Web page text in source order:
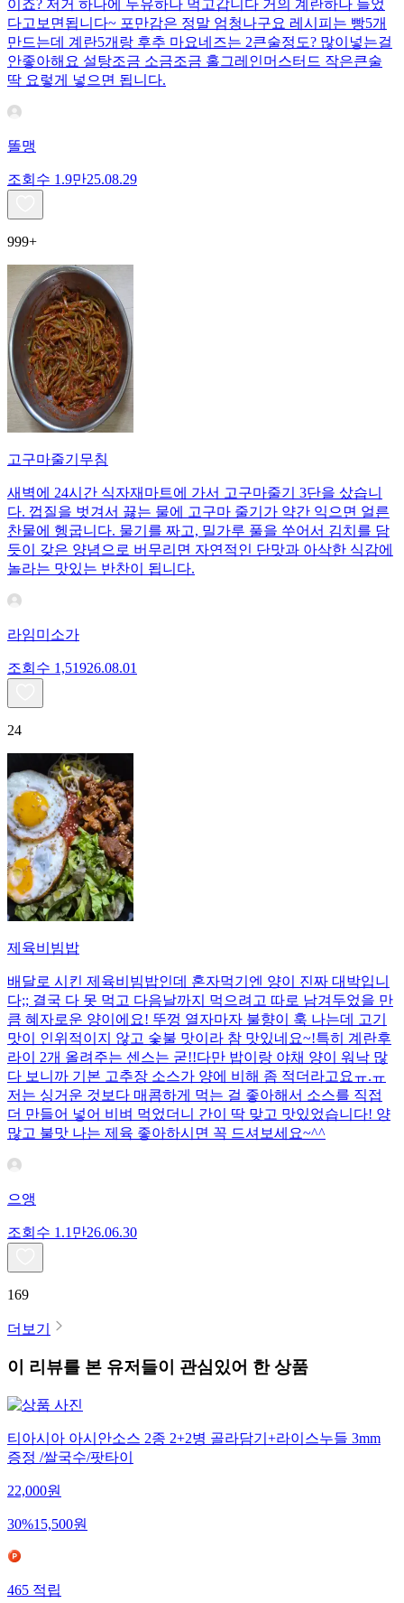
이죠? 저거 하나에 두유하나 먹고갑니다 거의 계란하나 들었
다고보면됩니다~ 포만감은 정말 엄청나구요 레시피는 빵5개
만드는데 계란5개랑 후추 마요네즈는 2큰술정도? 많이넣는걸
안좋아해요 설탕조금 소금조금 홀그레인머스터드 작은큰술
딱 요렇게 넣으면 됩니다.
똘맹
조회수 1.9만25.08.29
999+
고구마줄기무침
새벽에 24시간 식자재마트에 가서 고구마줄기 3단을 샀습니
다. 껍질을 벗겨서 끓는 물에 고구마 줄기가 약간 익으면 얼른
찬물에 헹굽니다. 물기를 짜고, 밀가루 풀을 쑤어서 김치를 담
듯이 갖은 양념으로 버무리면 자연적인 단맛과 아삭한 식감에
놀라는 맛있는 반찬이 됩니다.
라임미소가
조회수 1,51926.08.01
24
제육비빔밥
배달로 시킨 제육비빔밥인데 혼자먹기엔 양이 진짜 대박입니
다;; 결국 다 못 먹고 다음날까지 먹으려고 따로 남겨두었을 만
큼 혜자로운 양이에요! 뚜껑 열자마자 불향이 훅 나는데 고기
맛이 인위적이지 않고 숯불 맛이라 참 맛있네요~!특히 계란후
라이 2개 올려주는 센스는 굳!! ​다만 밥이랑 야채 양이 워낙 많
다 보니까 기본 고추장 소스가 양에 비해 좀 적더라고요ㅠ.ㅠ
저는 싱거운 것보다 매콤하게 먹는 걸 좋아해서 소스를 직접
더 만들어 넣어 비벼 먹었더니 간이 딱 맞고 맛있었습니다! 양
많고 불맛 나는 제육 좋아하시면 꼭 드셔보세요~^^
으앵
조회수 1.1만26.06.30
169
더보기
이 리뷰를 본 유저들이 관심있어 한 상품
티아시아 아시안소스 2종 2+2병 골라담기+라이스누들 3mm
증정 /쌀국수/팟타이
22,000원
30%15,500원
465 적립